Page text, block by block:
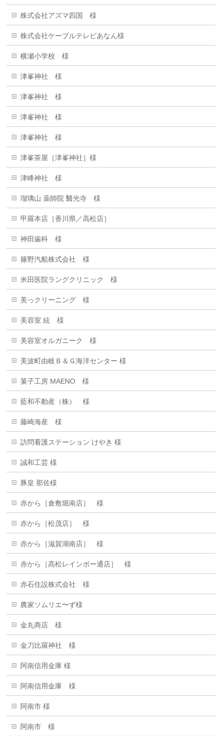
株式会社アズマ四国 様
株式会社ケーブルテレビあなん様
横瀬小学校 様
津峯神社 様
津峯神社 様
津峯神社 様
津峯神社 様
津峯茶屋［津峯神社］様
津峰神社 様
瑠璃山 薬師院 醫光寺 様
甲羅本店［香川県／高松店］
神田歯科 様
篠野汽船株式会社 様
米田医院ラングクリニック 様
美っクリーニング 様
美容室 絃 様
美容室オルガニーク 様
美波町由岐Ｂ＆Ｇ海洋センター 様
菓子工房 MAENO 様
藍和不動産（株） 様
藤崎海産 様
訪問看護ステーション けやき 様
誠和工芸 様
豚皇 那佐様
赤から［倉敷堀南店］ 様
赤から［松茂店］ 様
赤から［滋賀湖南店］ 様
赤から［髙松レインボー通店］ 様
赤石住設株式会社 様
農家ソムリエ〜ず様
金丸商店 様
金刀比羅神社 様
阿南信用金庫 様
阿南信用金庫 様
阿南市 様
阿南市 様